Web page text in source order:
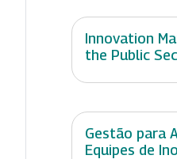
Innovation
the Public
Gestão para
Equipes de